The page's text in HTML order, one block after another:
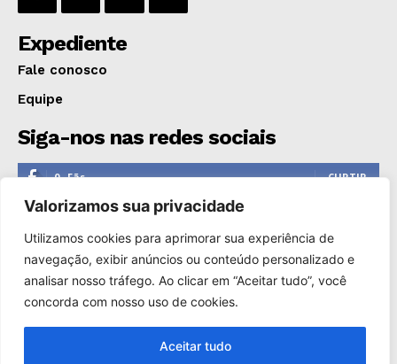
Valorizamos sua privacidade
Utilizamos cookies para aprimorar sua experiência de
navegação, exibir anúncios ou conteúdo personalizado e
analisar nosso tráfego. Ao clicar em “Aceitar tudo”, você
concorda com nosso uso de cookies.
Aceitar tudo
Expediente
Fale conosco
Equipe
Siga-nos nas redes sociais
0 Fãs CURTIR
0 Seguidores
1,110 Seguidores SEGUIR
0 Inscritos INSCREVER
Copyright © 2000-2025. Reprodução proibida sem a autorização